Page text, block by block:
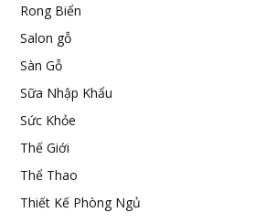
Rong Biển
Salon gỗ
Sàn Gỗ
Sữa Nhập Khẩu
Sức Khỏe
Thế Giới
Thể Thao
Thiết Kế Phòng Ngủ